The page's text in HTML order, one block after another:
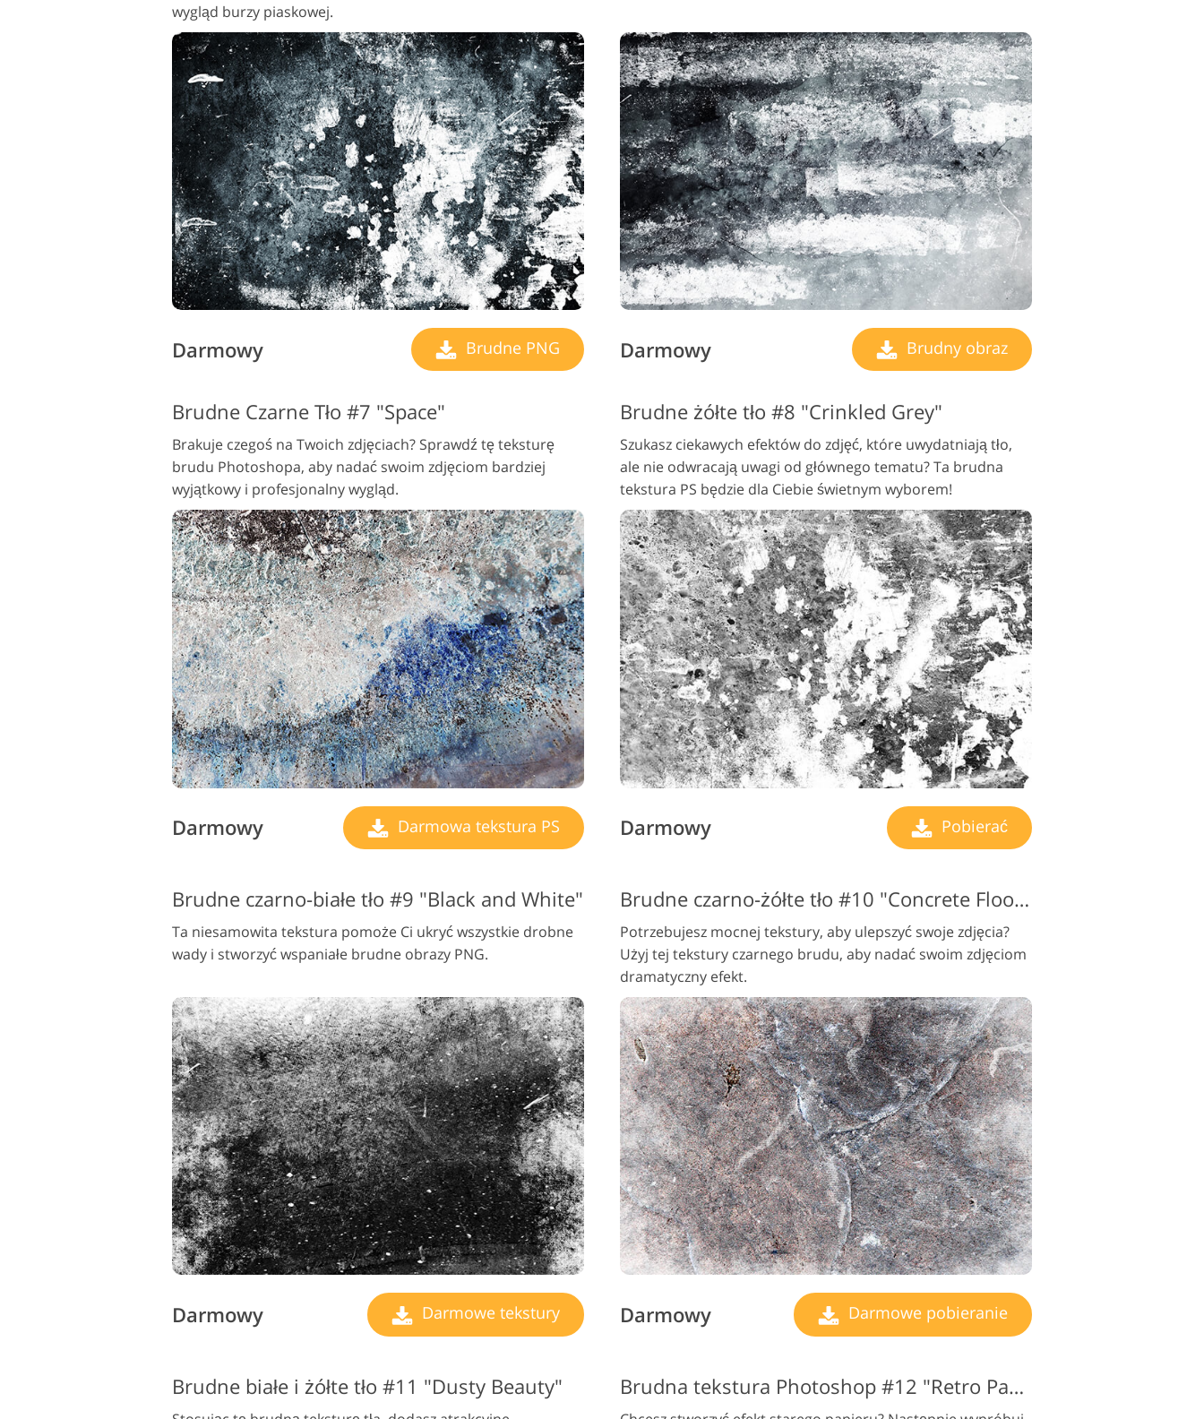
wygląd burzy piaskowej.
Darmowy Brudne PNG Darmowy Brudny obraz
Brudne Czarne Tło #7 "Space"
Brakuje czegoś na Twoich zdjęciach? Sprawdź tę teksturę
brudu Photoshopa, aby nadać swoim zdjęciom bardziej
wyjątkowy i profesjonalny wygląd.
Darmowy Darmowa tekstura PS
Brudne żółte tło #8 "Crinkled Grey"
Szukasz ciekawych efektów do zdjęć, które uwydatniają tło,
ale nie odwracają uwagi od głównego tematu? Ta brudna
tekstura PS będzie dla Ciebie świetnym wyborem!
Darmowy Pobierać
Brudne czarno-białe tło #9 "Black and White"
Ta niesamowita tekstura pomoże Ci ukryć wszystkie drobne
wady i stworzyć wspaniałe brudne obrazy PNG.
Darmowy Darmowe tekstury
Brudne czarno-żółte tło #10 "Concrete Floor "
Potrzebujesz mocnej tekstury, aby ulepszyć swoje zdjęcia?
Użyj tej tekstury czarnego brudu, aby nadać swoim zdjęciom
dramatyczny efekt.
Darmowy Darmowe pobieranie
Brudne białe i żółte tło #11 "Dusty Beauty" Brudna tekstura Photoshop #12 "Retro Paper"